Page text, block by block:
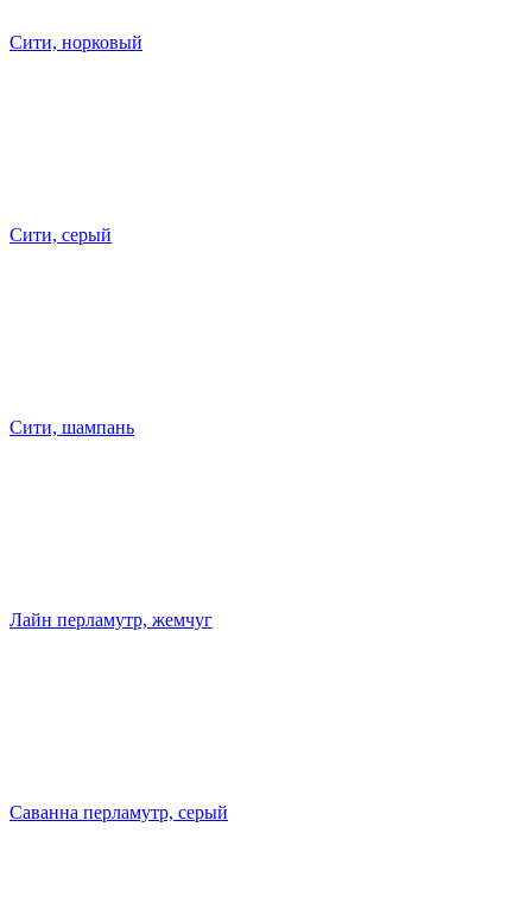
Сити, норковый
Сити, серый
Сити, шампань
Лайн перламутр, жемчуг
Саванна перламутр, серый